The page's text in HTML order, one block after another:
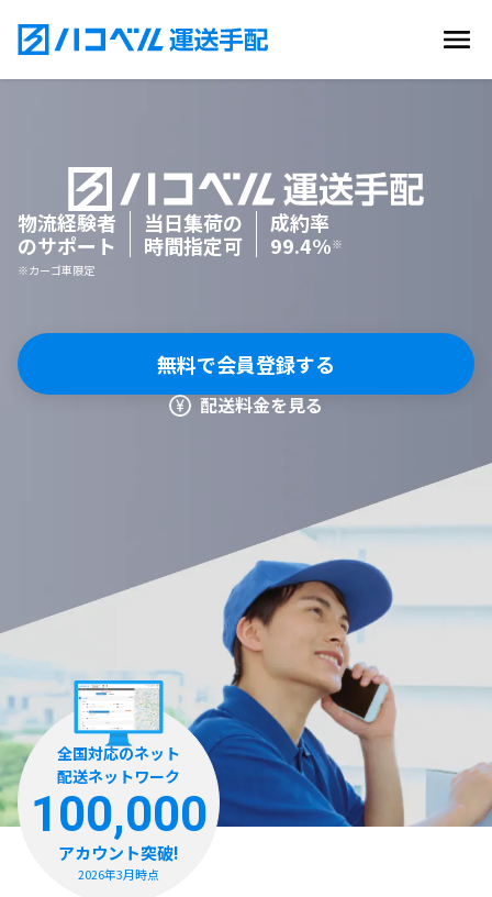
物流経験者
のサポート
当日集荷の
時間指定可
成約率
99.4%※
※カーゴ車限定
無料で会員登録する
配送料金を見る
全国対応のネット
配送ネットワーク
100,000
アカウント突破!
2026年3月時点